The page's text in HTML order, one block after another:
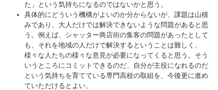
た」という気持ちになるのではないかと思う。
具体的にどういう機構がよいのか分からないが、課題は山積
みであり、大人だけでは解決できないような問題があると思
う。例えば、シャッター商店街の集客の問題があったとして
も、それを地域の人だけで解決するということは難しく、
様々な人たちの様々な意見が必要になってくると思う。そう
いうところにコミットできるのだ、自分が主役になれるのだ
という気持ちを育てている専門高校の取組を、今後更に進め
ていただけるとよい。